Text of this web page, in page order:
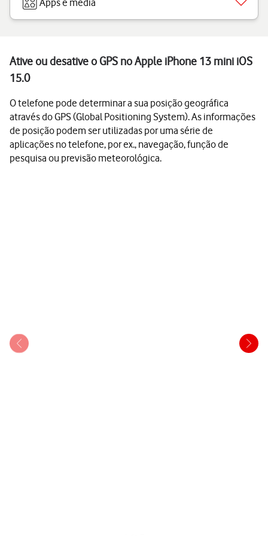
Apps e media
Ative ou desative o GPS no Apple iPhone 13 mini iOS
15.0
O telefone pode determinar a sua posição geográfica
através do GPS (Global Positioning System). As informações
de posição podem ser utilizadas por uma série de
aplicações no telefone, por ex., navegação, função de
pesquisa ou previsão meteorológica.